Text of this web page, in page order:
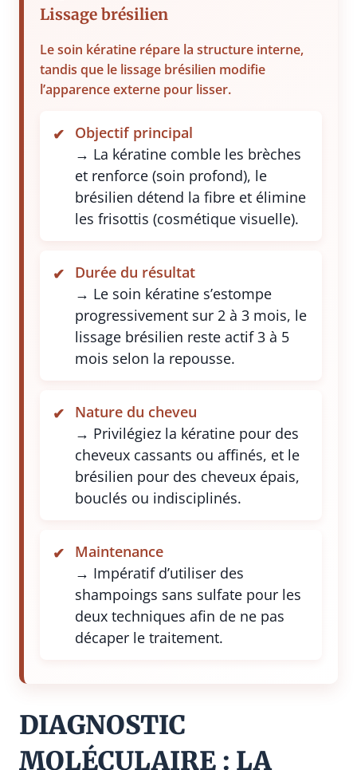
Lissage brésilien
Le soin kératine répare la structure interne,
tandis que le lissage brésilien modifie
l’apparence externe pour lisser.
Objectif principal
→ La kératine comble les brèches
et renforce (soin profond), le
brésilien détend la fibre et élimine
les frisottis (cosmétique visuelle).
Durée du résultat
→ Le soin kératine s’estompe
progressivement sur 2 à 3 mois, le
lissage brésilien reste actif 3 à 5
mois selon la repousse.
Nature du cheveu
→ Privilégiez la kératine pour des
cheveux cassants ou affinés, et le
brésilien pour des cheveux épais,
bouclés ou indisciplinés.
Maintenance
→ Impératif d’utiliser des
shampoings sans sulfate pour les
deux techniques afin de ne pas
décaper le traitement.
DIAGNOSTIC
MOLÉCULAIRE : LA